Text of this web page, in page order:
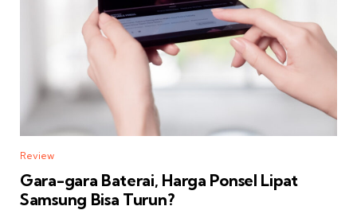
Review
Gara-gara Baterai, Harga Ponsel Lipat
Samsung Bisa Turun?